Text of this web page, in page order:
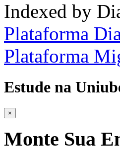
Indexed by
Plataforma
Plataforma
Estude na
×
Monte Sua